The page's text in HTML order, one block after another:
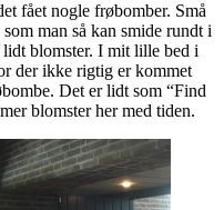
fået nogle frøbomber. Små
man så kan smide rundt i
lidt blomster. I mit lille bed i
der ikke rigtig er kommet
Det er lidt som “Find
blomster her med tiden.